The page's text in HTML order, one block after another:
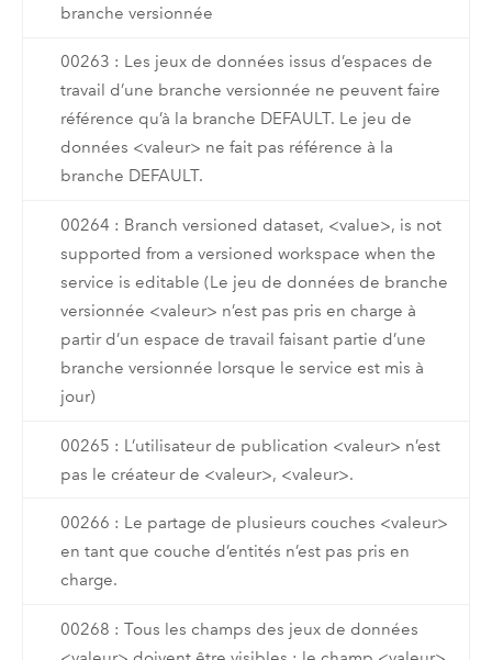
branche versionnée
00263 : Les jeux de données issus d’espaces de
travail d’une branche versionnée ne peuvent faire
référence qu’à la branche DEFAULT. Le jeu de
données <valeur> ne fait pas référence à la
branche DEFAULT.
00264 : Branch versioned dataset, <value>, is not
supported from a versioned workspace when the
service is editable (Le jeu de données de branche
versionnée <valeur> n’est pas pris en charge à
partir d’un espace de travail faisant partie d’une
branche versionnée lorsque le service est mis à
jour)
00265 : L’utilisateur de publication <valeur> n’est
pas le créateur de <valeur>, <valeur>.
00266 : Le partage de plusieurs couches <valeur>
en tant que couche d’entités n’est pas pris en
charge.
00268 : Tous les champs des jeux de données